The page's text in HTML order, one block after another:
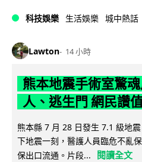
科技娛樂 生活娛樂 城中熱話
Lawton 14 小時
熊本地震手術室驚
人、逃生門 網民讚
熊本縣 7 月 28 日發生 7.1 級地
下地震一刻，醫護人員臨危不亂
保出口流通。片段...
閱讀全文